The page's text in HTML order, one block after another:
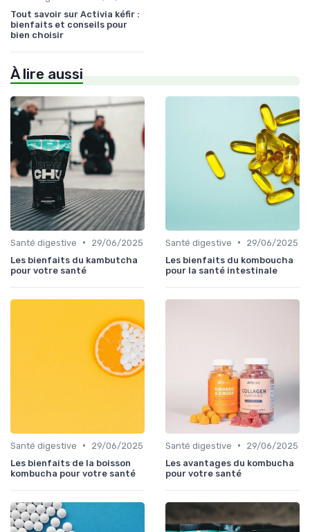
Tout savoir sur Activia kéfir :
bienfaits et conseils pour
bien choisir
À lire aussi
Santé digestive •
29/06/2025
Les bienfaits du kambutcha
pour votre santé
Santé digestive •
29/06/2025
Les bienfaits du komboucha
pour la santé intestinale
Santé digestive •
29/06/2025
Les bienfaits de la boisson
kombucha pour votre santé
Santé digestive •
29/06/2025
Les avantages du kombucha
pour votre santé